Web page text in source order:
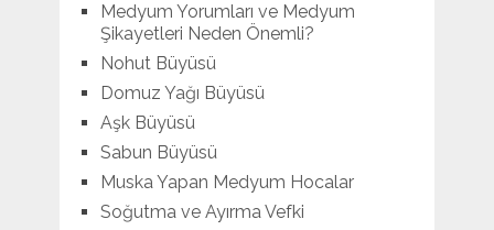
Medyum Yorumları ve Medyum
Şikayetleri Neden Önemli?
Nohut Büyüsü
Domuz Yağı Büyüsü
Aşk Büyüsü
Sabun Büyüsü
Muska Yapan Medyum Hocalar
Soğutma ve Ayırma Vefki